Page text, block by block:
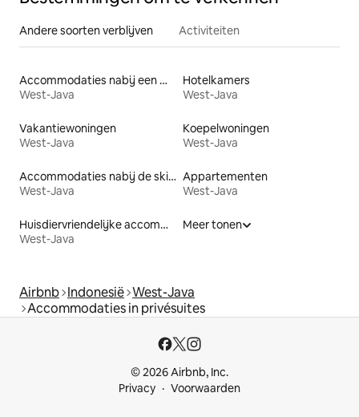
Andere soorten verblijven Activiteiten
Accommodaties nabij een meer
West-Java
Hotelkamers
West-Java
Vakantiewoningen
West-Java
Koepelwoningen
West-Java
Accommodaties nabij de skipiste
West-Java
Appartementen
West-Java
Huisdiervriendelijke accommodaties
West-Java
Meer tonen
Airbnb Indonesië West-Java
Accommodaties in privésuites
© 2026 Airbnb, Inc.
Privacy
Voorwaarden